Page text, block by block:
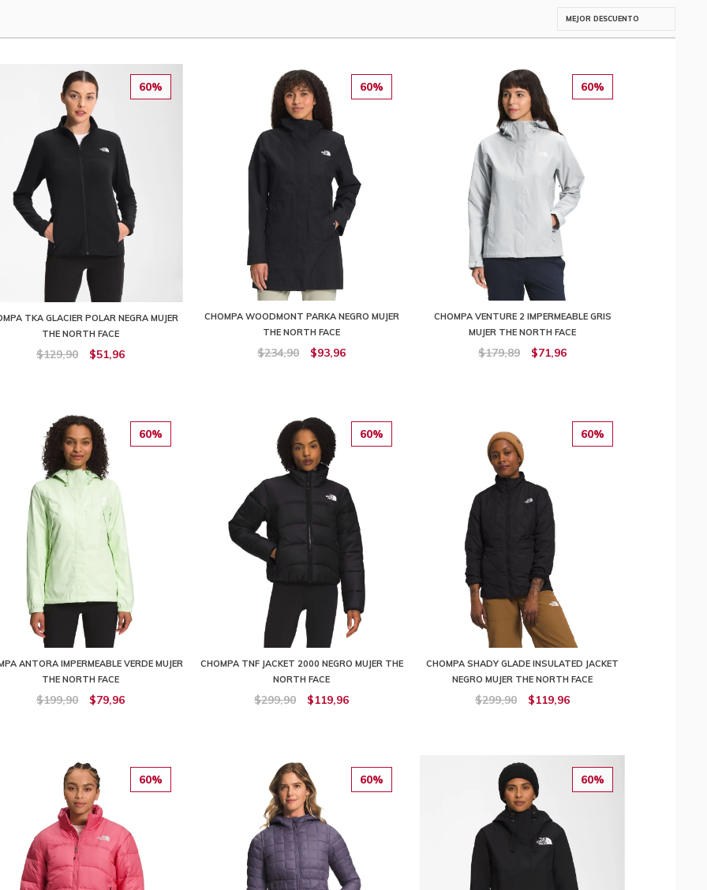
60%
TKA GLACIER POLAR NEGRA MUJER
THE NORTH FACE
$129,90 $51,96
60%
CHOMPA WOODMONT PARKA NEGRO MUJER
THE NORTH FACE
$234,90 $93,96
60%
CHOMPA VENTURE 2 IMPERMEABLE GRIS
MUJER THE NORTH FACE
$179,89 $71,96
60%
ANTORA IMPERMEABLE VERDE MUJER
THE NORTH FACE
$199,90 $79,96
60%
CHOMPA TNF JACKET 2000 NEGRO MUJER THE
NORTH FACE
$299,90 $119,96
60%
CHOMPA SHADY GLADE INSULATED JACKET
NEGRO MUJER THE NORTH FACE
$299,90 $119,96
60% 60% 60%